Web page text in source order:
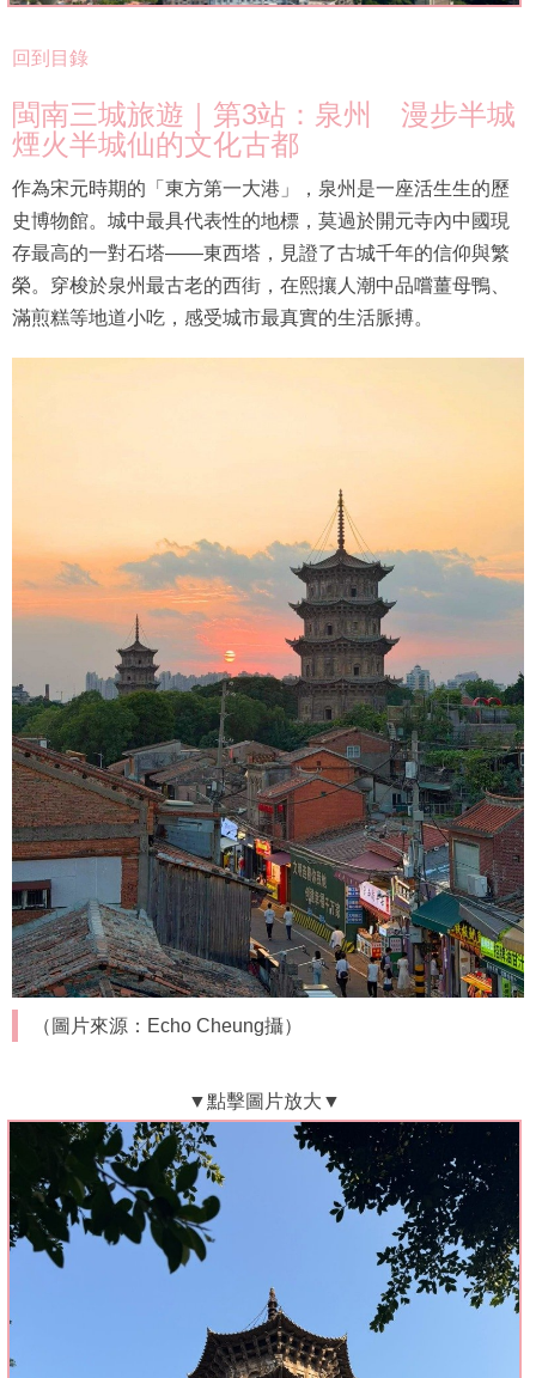
回到目錄
閩南三城旅遊｜第3站：泉州 漫步半城
煙火半城仙的文化古都
作為宋元時期的「東方第一大港」，泉州是一座活生生的歷
史博物館。城中最具代表性的地標，莫過於開元寺內中國現
存最高的一對石塔——東西塔，見證了古城千年的信仰與繁
榮。穿梭於泉州最古老的西街，在熙攘人潮中品嚐薑母鴨、
滿煎糕等地道小吃，感受城市最真實的生活脈搏。
（圖片來源：Echo Cheung攝）